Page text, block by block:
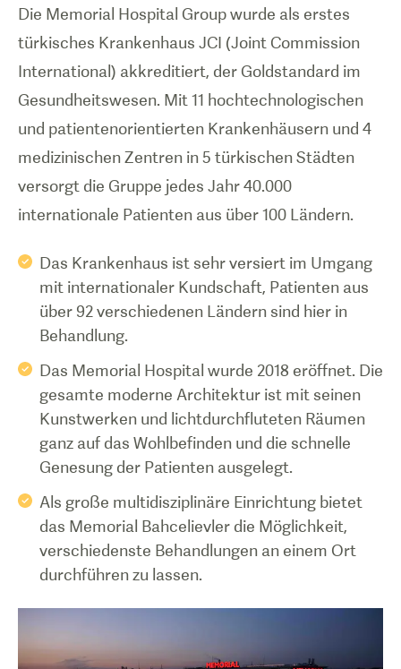
Die Memorial Hospital Group wurde als erstes
türkisches Krankenhaus JCI (Joint Commission
International) akkreditiert, der Goldstandard im
Gesundheitswesen. Mit 11 hochtechnologischen
und patientenorientierten Krankenhäusern und 4
medizinischen Zentren in 5 türkischen Städten
versorgt die Gruppe jedes Jahr 40.000
internationale Patienten aus über 100 Ländern.
Das Krankenhaus ist sehr versiert im Umgang
mit internationaler Kundschaft, Patienten aus
über 92 verschiedenen Ländern sind hier in
Behandlung.
Das Memorial Hospital wurde 2018 eröffnet. Die
gesamte moderne Architektur ist mit seinen
Kunstwerken und lichtdurchfluteten Räumen
ganz auf das Wohlbefinden und die schnelle
Genesung der Patienten ausgelegt.
Als große multidisziplinäre Einrichtung bietet
das Memorial Bahcelievler die Möglichkeit,
verschiedenste Behandlungen an einem Ort
durchführen zu lassen.